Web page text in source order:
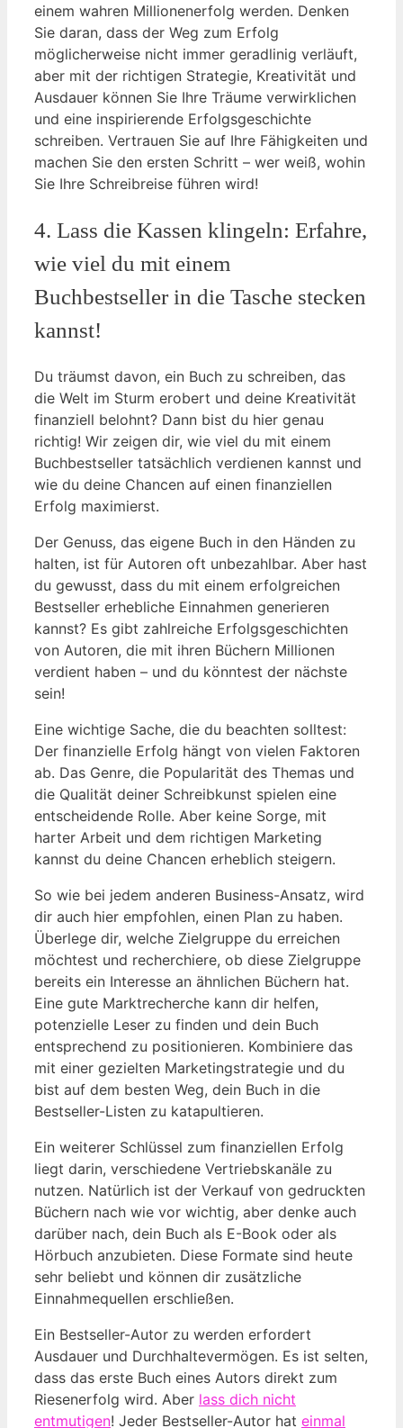
einem wahren Millionenerfolg werden. Denken
Sie daran, dass der Weg zum Erfolg
möglicherweise nicht immer geradlinig verläuft,
aber mit der richtigen Strategie, Kreativität und
Ausdauer können Sie Ihre Träume verwirklichen
und eine inspirierende Erfolgsgeschichte
schreiben. Vertrauen Sie auf Ihre Fähigkeiten und
machen Sie den ersten Schritt – wer weiß, wohin
Sie Ihre Schreibreise führen wird!
4. Lass die Kassen klingeln: Erfahre,
wie viel du mit einem
Buchbestseller in die Tasche stecken
kannst!
Du träumst davon, ein Buch zu schreiben, das
die Welt im Sturm erobert und deine Kreativität
finanziell belohnt? Dann bist du hier genau
richtig! Wir zeigen dir, wie viel du mit einem
Buchbestseller tatsächlich verdienen kannst und
wie du deine Chancen auf einen finanziellen
Erfolg maximierst.
Der Genuss, das eigene Buch in den Händen zu
halten, ist für Autoren oft unbezahlbar. Aber hast
du gewusst, dass du mit einem erfolgreichen
Bestseller erhebliche Einnahmen generieren
kannst? Es gibt zahlreiche Erfolgsgeschichten
von Autoren, die mit ihren Büchern Millionen
verdient haben – und du könntest der nächste
sein!
Eine wichtige Sache, die du beachten solltest:
Der finanzielle Erfolg hängt von vielen Faktoren
ab. Das Genre, die Popularität des Themas und
die Qualität deiner Schreibkunst spielen eine
entscheidende Rolle. Aber keine Sorge, mit
harter Arbeit und dem richtigen Marketing
kannst du deine Chancen erheblich steigern.
So wie bei jedem anderen Business-Ansatz, wird
dir auch hier empfohlen, einen Plan zu haben.
Überlege dir, welche Zielgruppe du erreichen
möchtest und recherchiere, ob diese Zielgruppe
bereits ein Interesse an ähnlichen Büchern hat.
Eine gute Marktrecherche kann dir helfen,
potenzielle Leser zu finden und dein Buch
entsprechend zu positionieren. Kombiniere das
mit einer gezielten Marketingstrategie und du
bist auf dem besten Weg, dein Buch in die
Bestseller-Listen zu katapultieren.
Ein weiterer Schlüssel zum finanziellen Erfolg
liegt darin, verschiedene Vertriebskanäle zu
nutzen. Natürlich ist der Verkauf von gedruckten
Büchern nach wie vor wichtig, aber denke auch
darüber nach, dein Buch als E-Book oder als
Hörbuch anzubieten. Diese Formate sind heute
sehr beliebt und können dir zusätzliche
Einnahmequellen erschließen.
Ein Bestseller-Autor zu werden erfordert
Ausdauer und Durchhaltevermögen. Es ist selten,
dass das erste Buch eines Autors direkt zum
Riesenerfolg wird. Aber lass dich nicht
entmutigen! Jeder Bestseller-Autor hat einmal